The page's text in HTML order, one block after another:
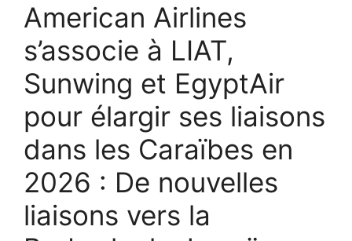
American Airlines
s’associe à LIAT,
Sunwing et EgyptAir
pour élargir ses liaisons
dans les Caraïbes en
2026 : De nouvelles
liaisons vers la